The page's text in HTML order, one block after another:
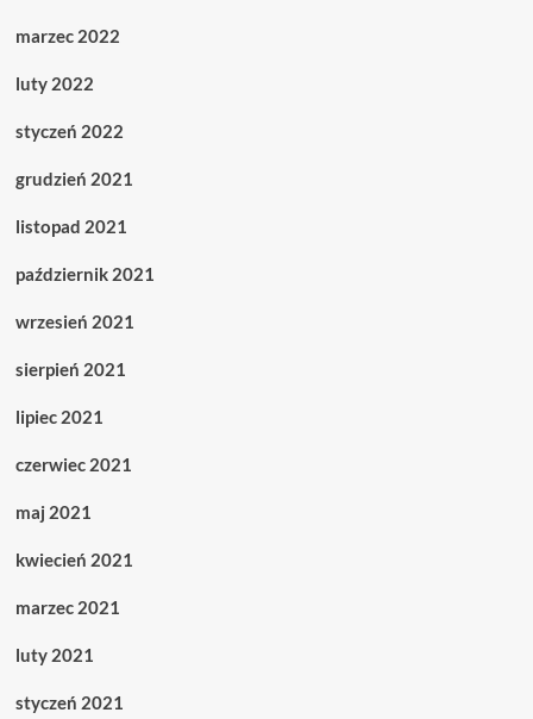
marzec 2022
luty 2022
styczeń 2022
grudzień 2021
listopad 2021
październik 2021
wrzesień 2021
sierpień 2021
lipiec 2021
czerwiec 2021
maj 2021
kwiecień 2021
marzec 2021
luty 2021
styczeń 2021